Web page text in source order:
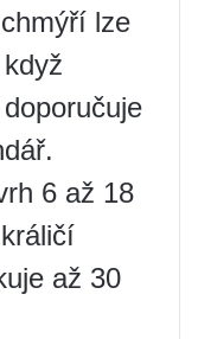
lze
6 až 18
až 30